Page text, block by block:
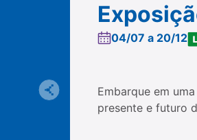
04/07 a 20/12
Embarque em
presente e futuro